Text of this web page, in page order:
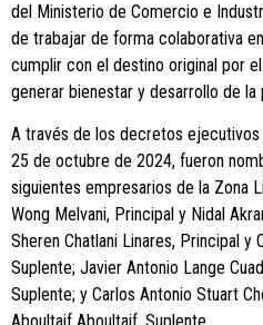
del Ministerio de Comercio e
de trabajar de forma colaborativa
cumplir con el destino original por
generar bienestar y desarrollo de la
A través de los decretos ejecutivos
25 de octubre de 2024, fueron
siguientes empresarios de la Zona
Wong Melvani, Principal y Nidal
Sheren Chatlani Linares, Principal y
Suplente; Javier Antonio Lange
Suplente; y Carlos Antonio Stuart